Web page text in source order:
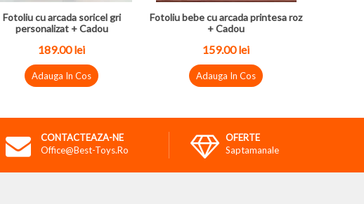
Fotoliu cu arcada soricel gri
personalizat + Cadou
189.00 lei
Adauga In Cos
Fotoliu bebe cu arcada printesa roz
+ Cadou
159.00 lei
Adauga In Cos
CONTACTEAZA-NE
Office@best-Toys.ro
OFERTE
Saptamanale